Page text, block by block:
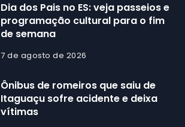
Dia dos Pais no ES: veja passeios e
programação cultural para o fim
de semana
7 de agosto de 2026
Ônibus de romeiros que saiu de
Itaguaçu sofre acidente e deixa
vítimas